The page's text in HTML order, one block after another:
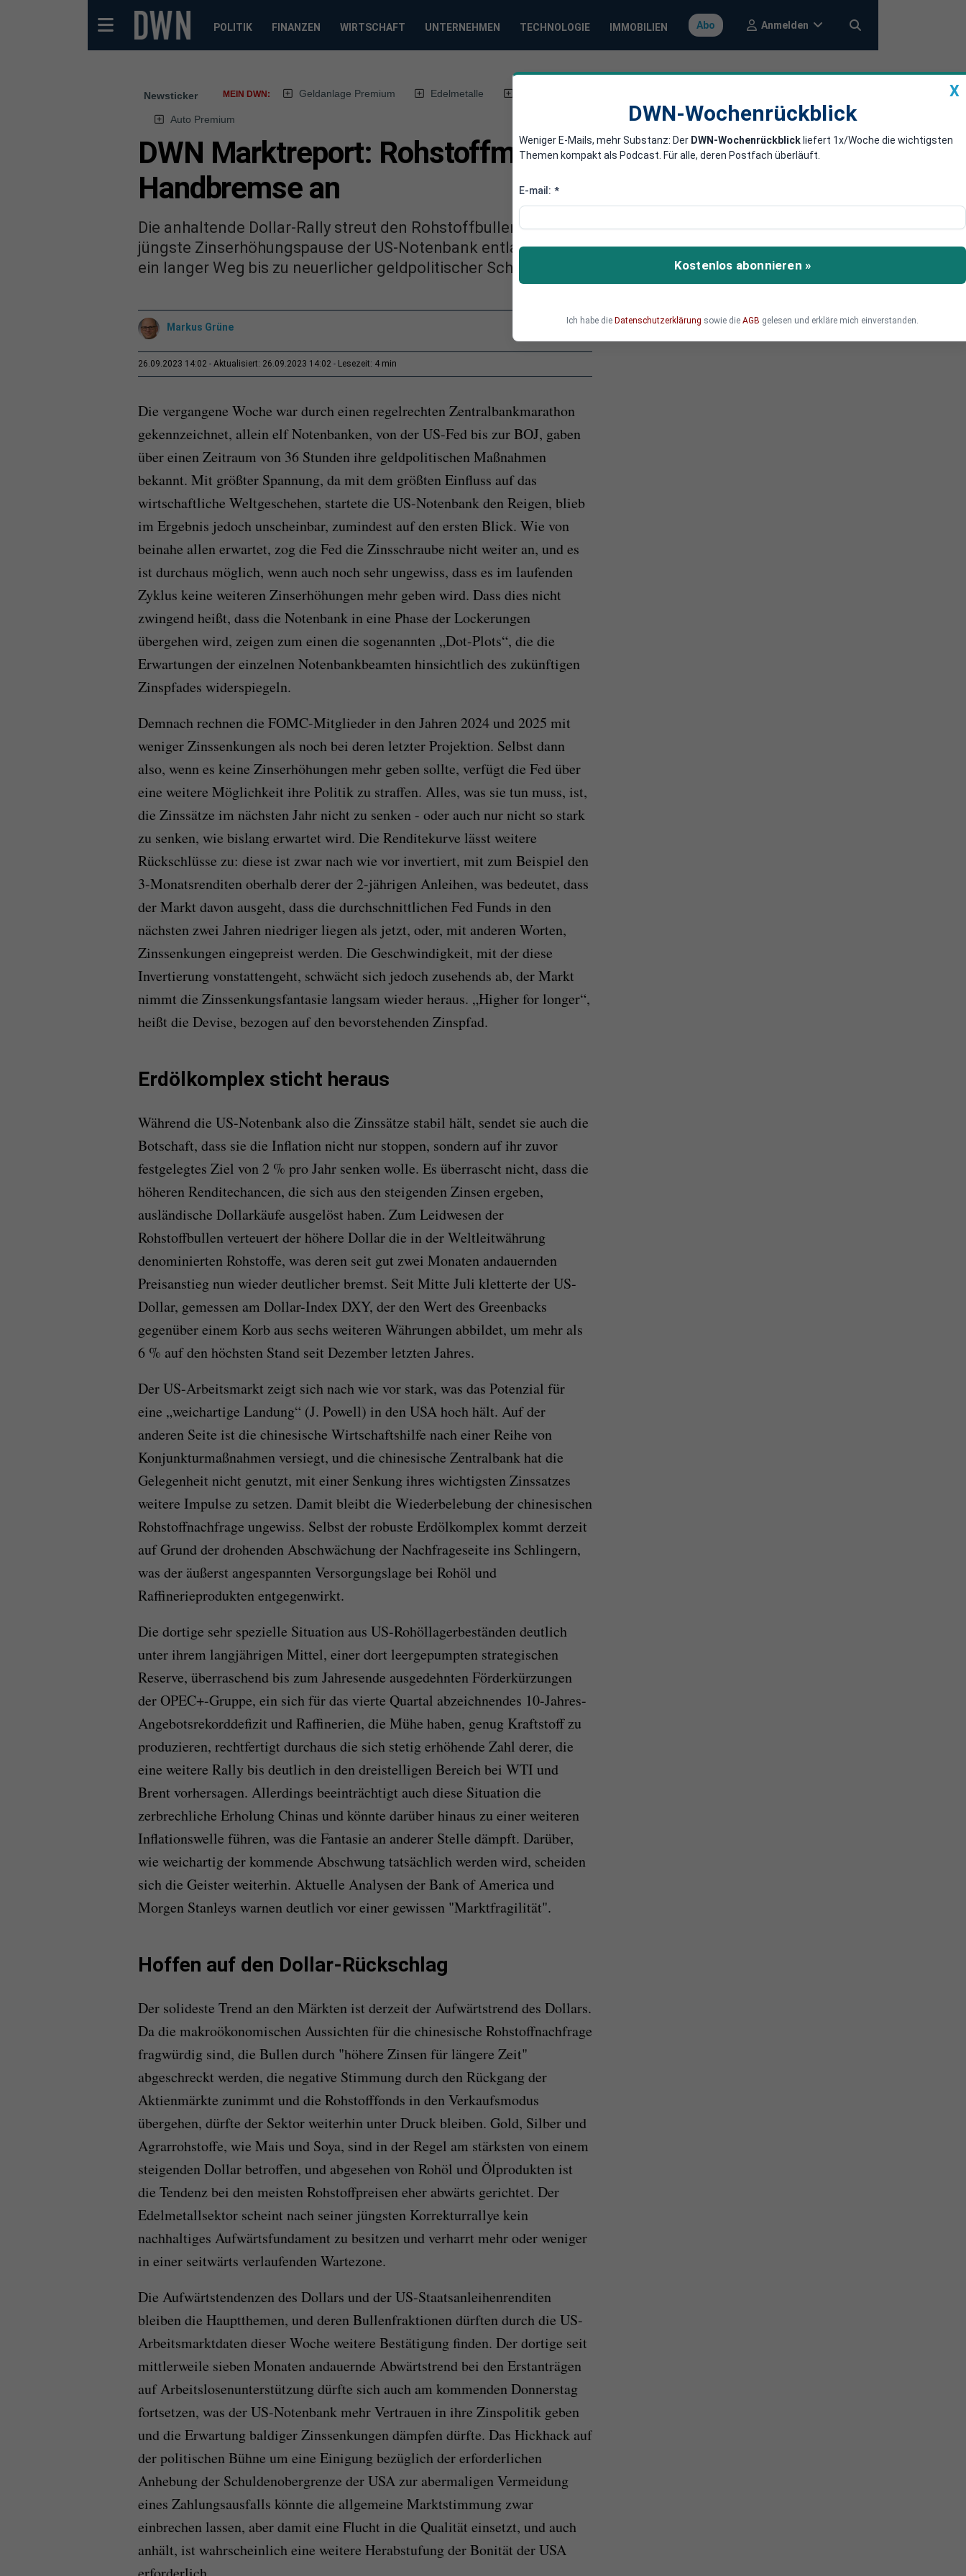
POLITIK FINANZEN WIRTSCHAFT UNTERNEHMEN TECHNOLOGIE IMMOBILIEN Abo Anmelden
Newsticker MEIN DWN: Geldanlage Premium Edelmetalle
Auto Premium
DWN Marktreport: Rohstoffmärkte ziehen die
Handbremse an
Die anhaltende Dollar-Rally streut den Rohstoffbullen zunehmend Sand ins Getriebe. Auch die
jüngste Zinserhöhungspause der US-Notenbank entlastet an dieser Stelle nicht, deutet sich doch
ein langer Weg bis zu neuerlicher geldpolitischer Schützenhilfe an
Markus Grüne
26.09.2023 14:02 Aktualisiert: 26.09.2023 14:02 Lesezeit: 4 min
Die vergangene Woche war durch einen regelrechten Zentralbankmarathon
gekennzeichnet, allein elf Notenbanken, von der US-Fed bis zur BOJ, gaben
über einen Zeitraum von 36 Stunden ihre geldpolitischen Maßnahmen
bekannt. Mit größter Spannung, da mit dem größten Einfluss auf das
wirtschaftliche Weltgeschehen, startete die US-Notenbank den Reigen, blieb
im Ergebnis jedoch unscheinbar, zumindest auf den ersten Blick. Wie von
beinahe allen erwartet, zog die Fed die Zinsschraube nicht weiter an, und es
ist durchaus möglich, wenn auch noch sehr ungewiss, dass es im laufenden
Zyklus keine weiteren Zinserhöhungen mehr geben wird. Dass dies nicht
zwingend heißt, dass die Notenbank in eine Phase der Lockerungen
übergehen wird, zeigen zum einen die sogenannten „Dot-Plots“, die die
Erwartungen der einzelnen Notenbankbeamten hinsichtlich des zukünftigen
Zinspfades widerspiegeln.
Demnach rechnen die FOMC-Mitglieder in den Jahren 2024 und 2025 mit
weniger Zinssenkungen als noch bei deren letzter Projektion. Selbst dann
also, wenn es keine Zinserhöhungen mehr geben sollte, verfügt die Fed über
eine weitere Möglichkeit ihre Politik zu straffen. Alles, was sie tun muss, ist,
die Zinssätze im nächsten Jahr nicht zu senken - oder auch nur nicht so stark
zu senken, wie bislang erwartet wird. Die Renditekurve lässt weitere
Rückschlüsse zu: diese ist zwar nach wie vor invertiert, mit zum Beispiel den
3-Monatsrenditen oberhalb derer der 2-jährigen Anleihen, was bedeutet, dass
der Markt davon ausgeht, dass die durchschnittlichen Fed Funds in den
nächsten zwei Jahren niedriger liegen als jetzt, oder, mit anderen Worten,
Zinssenkungen eingepreist werden. Die Geschwindigkeit, mit der diese
Invertierung vonstattengeht, schwächt sich jedoch zusehends ab, der Markt
nimmt die Zinssenkungsfantasie langsam wieder heraus. „Higher for longer“,
heißt die Devise, bezogen auf den bevorstehenden Zinspfad.
Erdölkomplex sticht heraus
Während die US-Notenbank also die Zinssätze stabil hält, sendet sie auch die
Botschaft, dass sie die Inflation nicht nur stoppen, sondern auf ihr zuvor
festgelegtes Ziel von 2 % pro Jahr senken wolle. Es überrascht nicht, dass die
höheren Renditechancen, die sich aus den steigenden Zinsen ergeben,
ausländische Dollarkäufe ausgelöst haben. Zum Leidwesen der
Rohstoffbullen verteuert der höhere Dollar die in der Weltleitwährung
denominierten Rohstoffe, was deren seit gut zwei Monaten andauernden
Preisanstieg nun wieder deutlicher bremst. Seit Mitte Juli kletterte der US-
Dollar, gemessen am Dollar-Index DXY, der den Wert des Greenbacks
gegenüber einem Korb aus sechs weiteren Währungen abbildet, um mehr als
6 % auf den höchsten Stand seit Dezember letzten Jahres.
Der US-Arbeitsmarkt zeigt sich nach wie vor stark, was das Potenzial für
eine „weichartige Landung“ (J. Powell) in den USA hoch hält. Auf der
anderen Seite ist die chinesische Wirtschaftshilfe nach einer Reihe von
Konjunkturmaßnahmen versiegt, und die chinesische Zentralbank hat die
Gelegenheit nicht genutzt, mit einer Senkung ihres wichtigsten Zinssatzes
weitere Impulse zu setzen. Damit bleibt die Wiederbelebung der chinesischen
Rohstoffnachfrage ungewiss. Selbst der robuste Erdölkomplex kommt derzeit
auf Grund der drohenden Abschwächung der Nachfrageseite ins Schlingern,
was der äußerst angespannten Versorgungslage bei Rohöl und
Raffinerieprodukten entgegenwirkt.
Die dortige sehr spezielle Situation aus US-Rohöllagerbeständen deutlich
unter ihrem langjährigen Mittel, einer dort leergepumpten strategischen
Reserve, überraschend bis zum Jahresende ausgedehnten Förderkürzungen
der OPEC+-Gruppe, ein sich für das vierte Quartal abzeichnendes 10-Jahres-
Angebotsrekorddefizit und Raffinerien, die Mühe haben, genug Kraftstoff zu
produzieren, rechtfertigt durchaus die sich stetig erhöhende Zahl derer, die
eine weitere Rally bis deutlich in den dreistelligen Bereich bei WTI und
Brent vorhersagen. Allerdings beeinträchtigt auch diese Situation die
zerbrechliche Erholung Chinas und könnte darüber hinaus zu einer weiteren
Inflationswelle führen, was die Fantasie an anderer Stelle dämpft. Darüber,
wie weichartig der kommende Abschwung tatsächlich werden wird, scheiden
sich die Geister weiterhin. Aktuelle Analysen der Bank of America und
Morgen Stanleys warnen deutlich vor einer gewissen "Marktfragilität".
Hoffen auf den Dollar-Rückschlag
Der solideste Trend an den Märkten ist derzeit der Aufwärtstrend des Dollars.
Da die makroökonomischen Aussichten für die chinesische Rohstoffnachfrage
fragwürdig sind, die Bullen durch "höhere Zinsen für längere Zeit"
abgeschreckt werden, die negative Stimmung durch den Rückgang der
Aktienmärkte zunimmt und die Rohstofffonds in den Verkaufsmodus
übergehen, dürfte der Sektor weiterhin unter Druck bleiben. Gold, Silber und
Agrarrohstoffe, wie Mais und Soya, sind in der Regel am stärksten von einem
steigenden Dollar betroffen, und abgesehen von Rohöl und Ölprodukten ist
die Tendenz bei den meisten Rohstoffpreisen eher abwärts gerichtet. Der
Edelmetallsektor scheint nach seiner jüngsten Korrekturrallye kein
nachhaltiges Aufwärtsfundament zu besitzen und verharrt mehr oder weniger
in einer seitwärts verlaufenden Wartezone.
Die Aufwärtstendenzen des Dollars und der US-Staatsanleihenrenditen
bleiben die Hauptthemen, und deren Bullenfraktionen dürften durch die US-
Arbeitsmarktdaten dieser Woche weitere Bestätigung finden. Der dortige seit
mittlerweile sieben Monaten andauernde Abwärtstrend bei den Erstanträgen
auf Arbeitslosenunterstützung dürfte sich auch am kommenden Donnerstag
fortsetzen, was der US-Notenbank mehr Vertrauen in ihre Zinspolitik geben
und die Erwartung baldiger Zinssenkungen dämpfen dürfte. Das Hickhack auf
der politischen Bühne um eine Einigung bezüglich der erforderlichen
Anhebung der Schuldenobergrenze der USA zur abermaligen Vermeidung
eines Zahlungsausfalls könnte die allgemeine Marktstimmung zwar
einbrechen lassen, aber damit eine Flucht in die Qualität einsetzt, und auch
anhält, ist wahrscheinlich eine weitere Herabstufung der Bonität der USA
X
DWN-Wochenrückblick
Weniger E-Mails, mehr Substanz: Der DWN-Wochenrückblick liefert 1x/Woche die wichtigsten
Themen kompakt als Podcast. Für alle, deren Postfach überläuft.
E-mail: *
Kostenlos abonnieren »
Ich habe die Datenschutzerklärung sowie die AGB gelesen und erkläre mich einverstanden.